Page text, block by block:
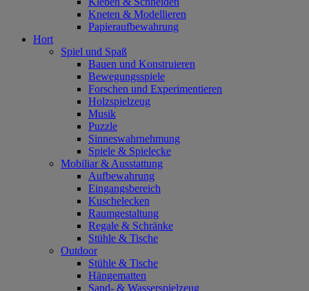
Kneten & Modellieren
Papieraufbewahrung
Hort
Spiel und Spaß
Bauen und Konstruieren
Bewegungsspiele
Forschen und Experimentieren
Holzspielzeug
Musik
Puzzle
Sinneswahrnehmung
Spiele & Spielecke
Mobiliar & Ausstattung
Aufbewahrung
Eingangsbereich
Kuschelecken
Raumgestaltung
Regale & Schränke
Stühle & Tische
Outdoor
Stühle & Tische
Hängematten
Sand- & Wasserspielzeug